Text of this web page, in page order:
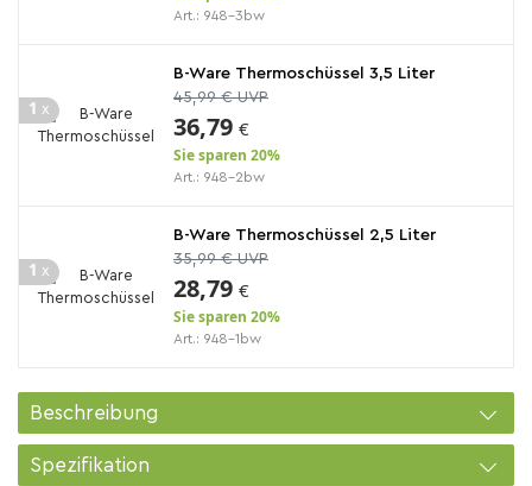
Art.: 948-3bw
1 x
B-Ware Thermoschüssel 3,5 Liter
45,99 € UVP
36,79 €
Sie sparen 20%
Art.: 948-2bw
1 x
B-Ware Thermoschüssel 2,5 Liter
35,99 € UVP
28,79 €
Sie sparen 20%
Art.: 948-1bw
Beschreibung
Spezifikation